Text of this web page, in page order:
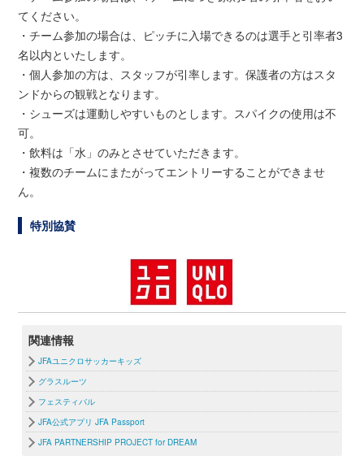
てください。
・チーム参加の場合は、ピッチに入場できるのは選手と引率者3
名以内といたします。
・個人参加の方は、スタッフが引率します。保護者の方はスタ
ンドからの観戦となります。
・シューズは運動しやすいものとします。スパイクの使用は不
可。
・飲料は「水」のみとさせていただきます。
・複数のチームにまたがってエントリーすることができませ
ん。
特別協賛
関連情報
JFAユニクロサッカーキッズ
グラスルーツ
フェスティバル
JFA公式アプリ JFA Passport
JFA PARTNERSHIP PROJECT for DREAM